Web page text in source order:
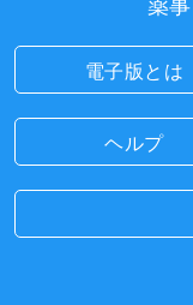
電子版とは
ヘルプ